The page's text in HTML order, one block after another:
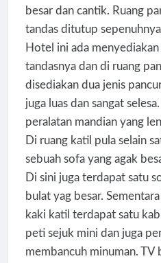
besar dan cantik. Ruang
tandas ditutup
Hotel ini ada
tandasnya dan di ruang
disediakan dua jenis
juga luas dan sangat
peralatan mandian yang
Di ruang katil pula selain
sebuah sofa yang agak
Di sini juga terdapat satu
bulat yag besar.
kaki katil terdapat satu
peti sejuk mini dan juga
membancuh minuman. TV